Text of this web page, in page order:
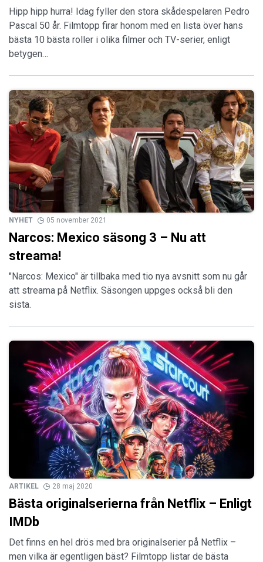
Hipp hipp hurra! Idag fyller den stora skådespelaren Pedro
Pascal 50 år. Filmtopp firar honom med en lista över hans
bästa 10 bästa roller i olika filmer och TV-serier, enligt
betygen…
NYHET 05 november 2021
Narcos: Mexico säsong 3 – Nu att
streama!
"Narcos: Mexico" är tillbaka med tio nya avsnitt som nu går
att streama på Netflix. Säsongen uppges också bli den
sista.
ARTIKEL 28 maj 2020
Bästa originalserierna från Netflix – Enligt
IMDb
Det finns en hel drös med bra originalserier på Netflix –
men vilka är egentligen bäst? Filmtopp listar de bästa